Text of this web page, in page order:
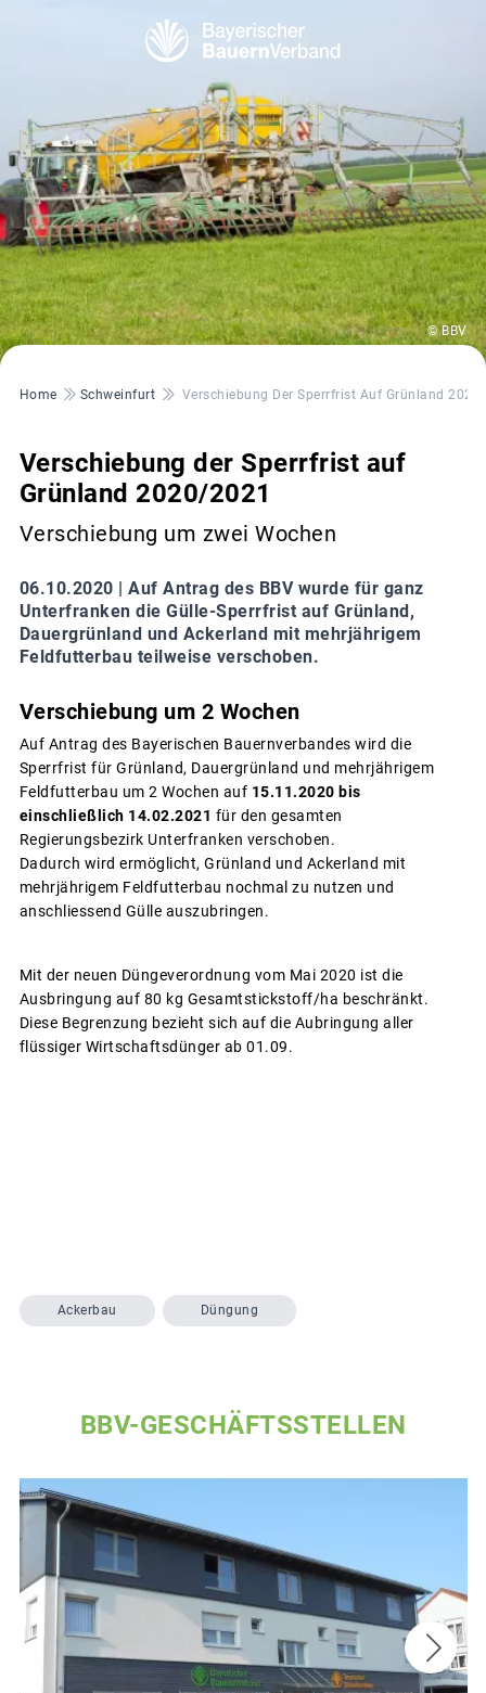
© BBV
Pfadnavigation
Home Schweinfurt Verschiebung Der Sperrfrist Auf Grünland
Verschiebung der Sperrfrist auf
Grünland 2020/2021
Verschiebung um zwei Wochen
06.10.2020 | Auf Antrag des BBV wurde für ganz
Unterfranken die Gülle-Sperrfrist auf Grünland,
Dauergrünland und Ackerland mit mehrjährigem
Feldfutterbau teilweise verschoben.
Verschiebung um 2 Wochen
Auf Antrag des Bayerischen Bauernverbandes wird die
Sperrfrist für Grünland, Dauergrünland und mehrjährigem
Feldfutterbau um 2 Wochen auf 15.11.2020 bis
einschließlich 14.02.2021 für den gesamten
Regierungsbezirk Unterfranken verschoben.
Dadurch wird ermöglicht, Grünland und Ackerland mit
mehrjährigem Feldfutterbau nochmal zu nutzen und
anschliessend Gülle auszubringen.
Mit der neuen Düngeverordnung vom Mai 2020 ist die
Ausbringung auf 80 kg Gesamtstickstoff/ha beschränkt.
Diese Begrenzung bezieht sich auf die Aubringung aller
flüssiger Wirtschaftsdünger ab 01.09.
Ackerbau Düngung
BBV-GESCHÄFTSSTELLEN